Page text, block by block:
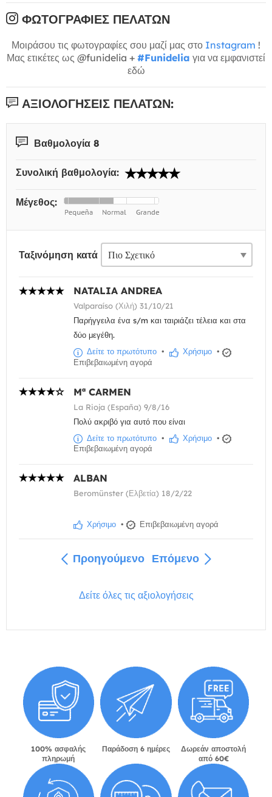
ΦΩΤΟΓΡΑΦΊΕΣ ΠΕΛΑΤΏΝ
Μοιράσου τις φωτογραφίες σου μαζί μας στο Instagram !
Μας ετικέτες ως @funidelia + #Funidelia για να εμφανιστεί
εδώ
ΑΞΙΟΛΟΓΉΣΕΙΣ ΠΕΛΑΤΏΝ:
Βαθμολογία 8
Συνολική βαθμολογία:
Μέγεθος:
Ταξινόμηση κατά
NATALIA ANDREA
Valparaíso (Χιλή) 31/10/21
Παρήγγειλα ένα s/m και ταιριάζει τέλεια και στα
δύο μεγέθη.
Δείτε το πρωτότυπο • Χρήσιμο •
Επιβεβαιωμένη αγορά
Mª CARMEN
La Rioja (España) 9/8/16
Πολύ ακριβό για αυτό που είναι
Δείτε το πρωτότυπο • Χρήσιμο •
Επιβεβαιωμένη αγορά
ALBAN
Beromünster (Ελβετία) 18/2/22
Χρήσιμο • Επιβεβαιωμένη αγορά
Προηγούμενο Επόμενο
Δείτε όλες τις αξιολογήσεις
100% ασφαλής
πληρωμή
Παράδοση 6 ημέρες
Δωρεάν αποστολή
από 60€